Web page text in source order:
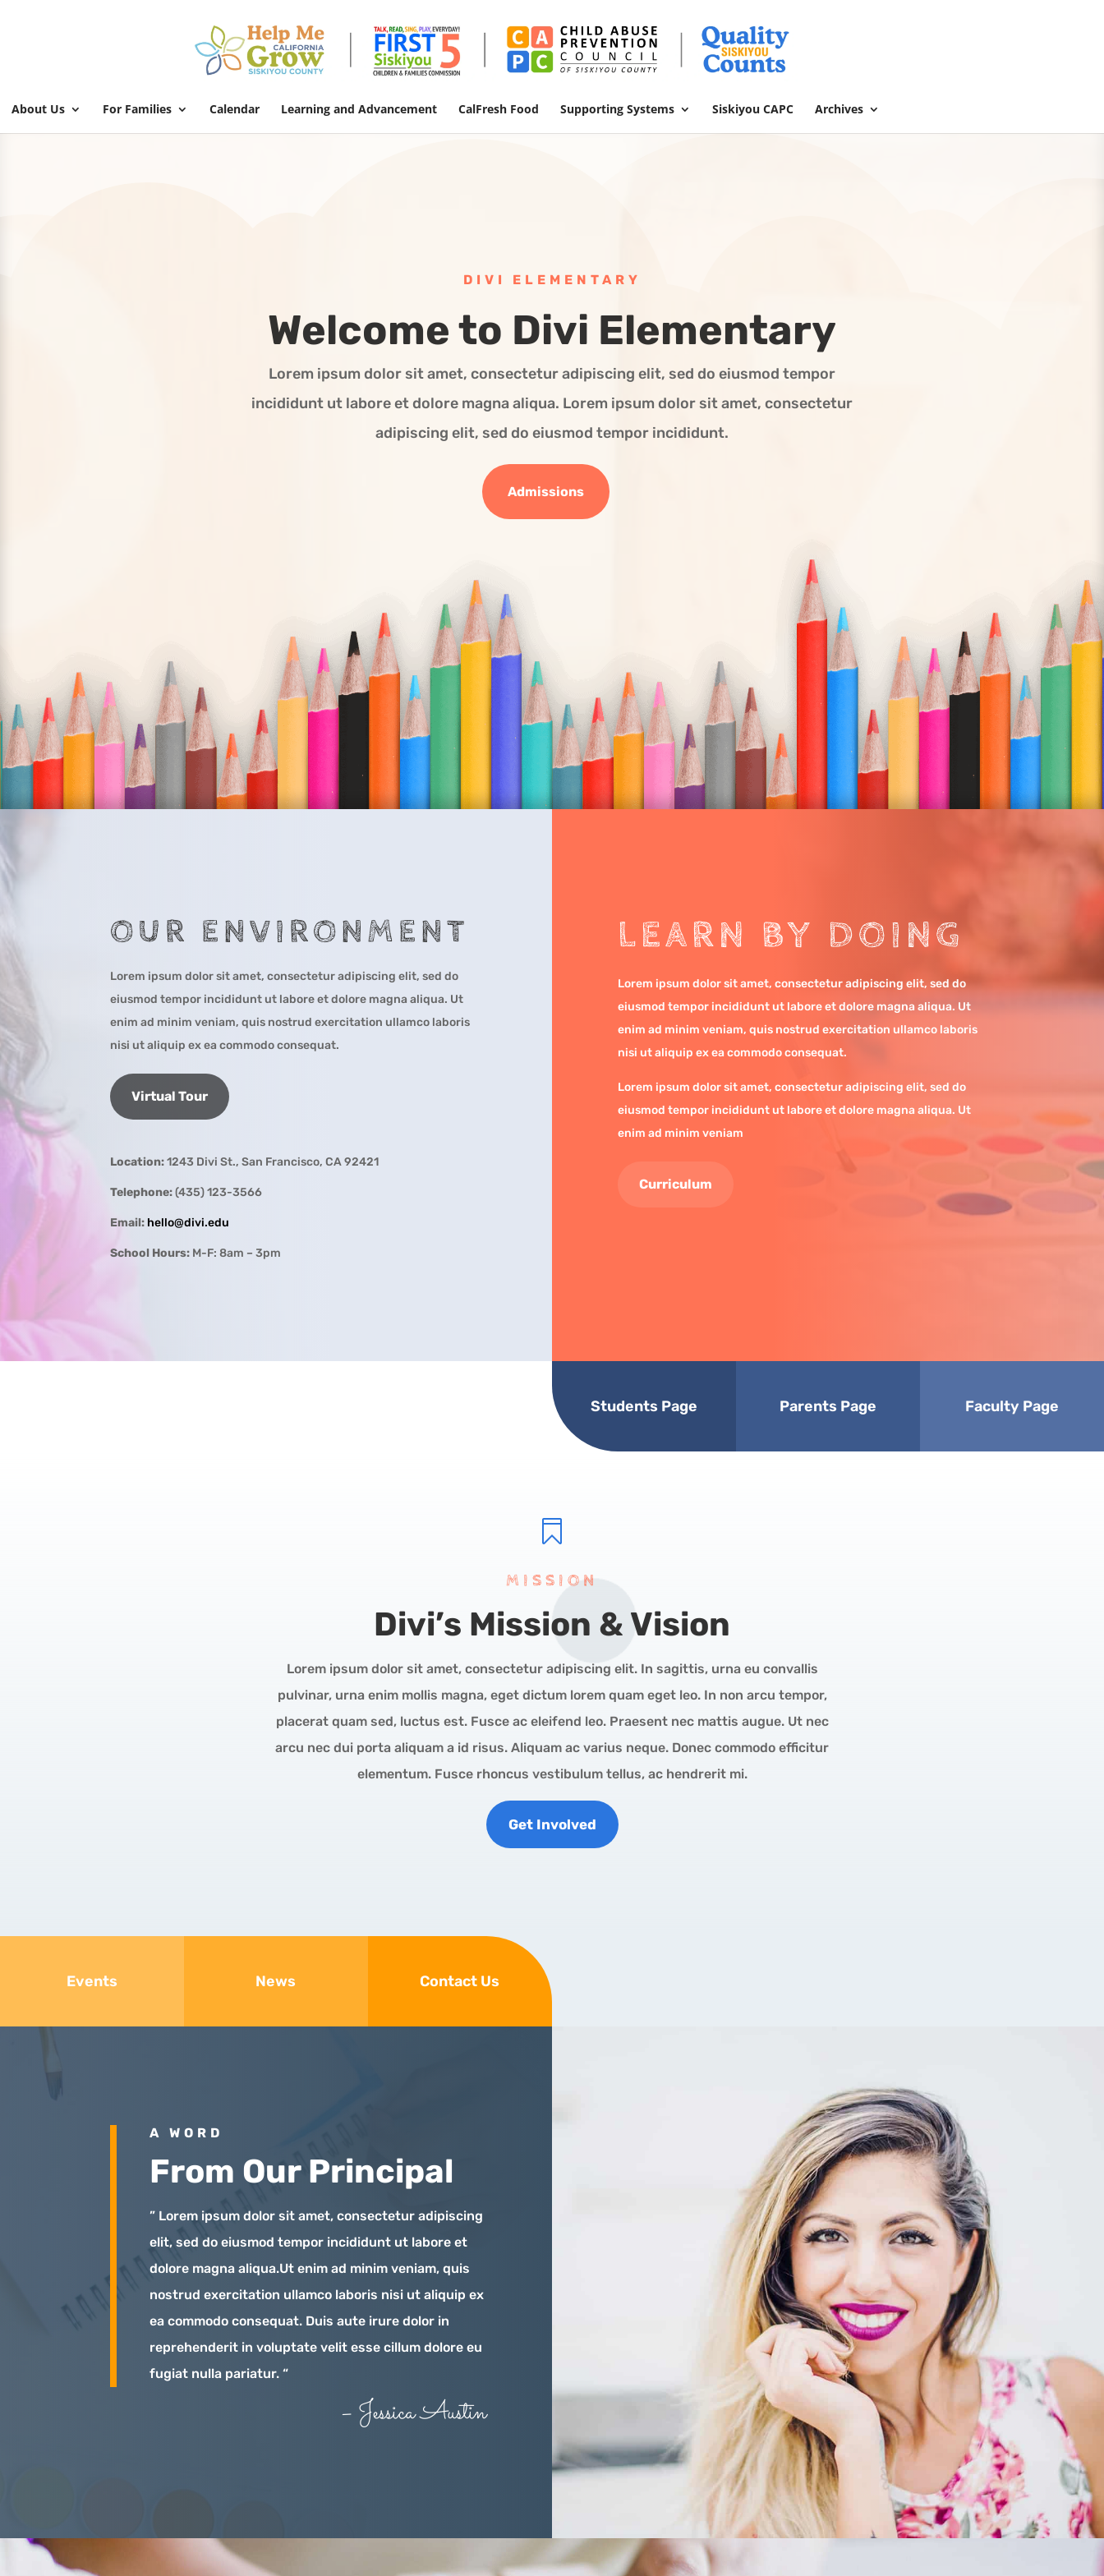
About Us For Families Calendar Learning and Advancement CalFresh Food Supporting Systems Siskiyou CAPC Archives
DIVI ELEMENTARY
Welcome to Divi Elementary
Lorem ipsum dolor sit amet, consectetur adipiscing elit, sed do eiusmod tempor
incididunt ut labore et dolore magna aliqua. Lorem ipsum dolor sit amet, consectetur
adipiscing elit, sed do eiusmod tempor incididunt.
Admissions
OUR ENVIRONMENT
Lorem ipsum dolor sit amet, consectetur adipiscing elit, sed do
eiusmod tempor incididunt ut labore et dolore magna aliqua. Ut
enim ad minim veniam, quis nostrud exercitation ullamco laboris
nisi ut aliquip ex ea commodo consequat.
Virtual Tour
Location:1243 Divi St., San Francisco, CA 92421
Telephone:(435) 123-3566
Email: hello@divi.edu
School Hours: M-F: 8am – 3pm
LEARN BY DOING
Lorem ipsum dolor sit amet, consectetur adipiscing elit, sed do
eiusmod tempor incididunt ut labore et dolore magna aliqua. Ut
enim ad minim veniam, quis nostrud exercitation ullamco laboris
nisi ut aliquip ex ea commodo consequat.
Lorem ipsum dolor sit amet, consectetur adipiscing elit, sed do
eiusmod tempor incididunt ut labore et dolore magna aliqua. Ut
enim ad minim veniam
Curriculum
Students Page Parents Page Faculty Page

MISSION
Divi’s Mission & Vision
Lorem ipsum dolor sit amet, consectetur adipiscing elit. In sagittis, urna eu convallis
pulvinar, urna enim mollis magna, eget dictum lorem quam eget leo. In non arcu tempor,
placerat quam sed, luctus est. Fusce ac eleifend leo. Praesent nec mattis augue. Ut nec
arcu nec dui porta aliquam a id risus. Aliquam ac varius neque. Donec commodo efficitur
elementum. Fusce rhoncus vestibulum tellus, ac hendrerit mi.
Get Involved
Events News Contact Us
A WORD
From Our Principal
” Lorem ipsum dolor sit amet, consectetur adipiscing
elit, sed do eiusmod tempor incididunt ut labore et
dolore magna aliqua.Ut enim ad minim veniam, quis
nostrud exercitation ullamco laboris nisi ut aliquip ex
ea commodo consequat. Duis aute irure dolor in
reprehenderit in voluptate velit esse cillum dolore eu
fugiat nulla pariatur. “
– Jessica Austin